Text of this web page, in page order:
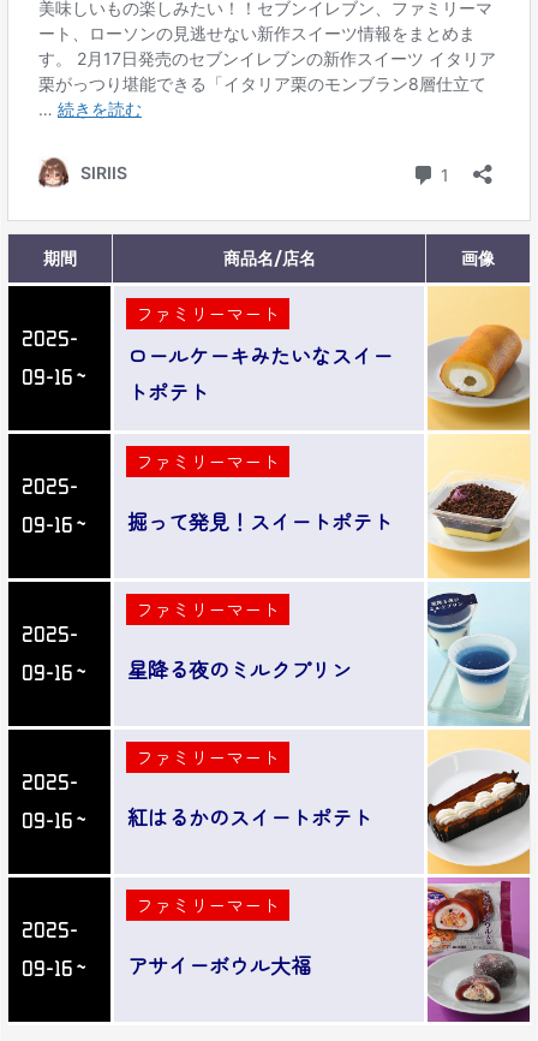
期間 商品名/店名 画像
2025-
09-16～
ロールケーキみたいなスイー
トポテト
ファミリーマート
2025-
09-16～
掘って発見！スイートポテト
ファミリーマート
2025-
09-16～
星降る夜のミルクプリン
ファミリーマート
2025-
09-16～
紅はるかのスイートポテト
ファミリーマート
2025-
09-16～
アサイーボウル大福
ファミリーマート